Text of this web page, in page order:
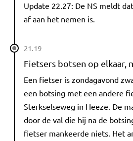
Update 22.27: De NS meldt
af aan het nemen is.
21.19
Fietsers botsen op elkaar,
Een fietser is zondagavond
een botsing met een andere
Sterkselseweg in Heeze. De
door de val die hij na de
fietser mankeerde niets. Het